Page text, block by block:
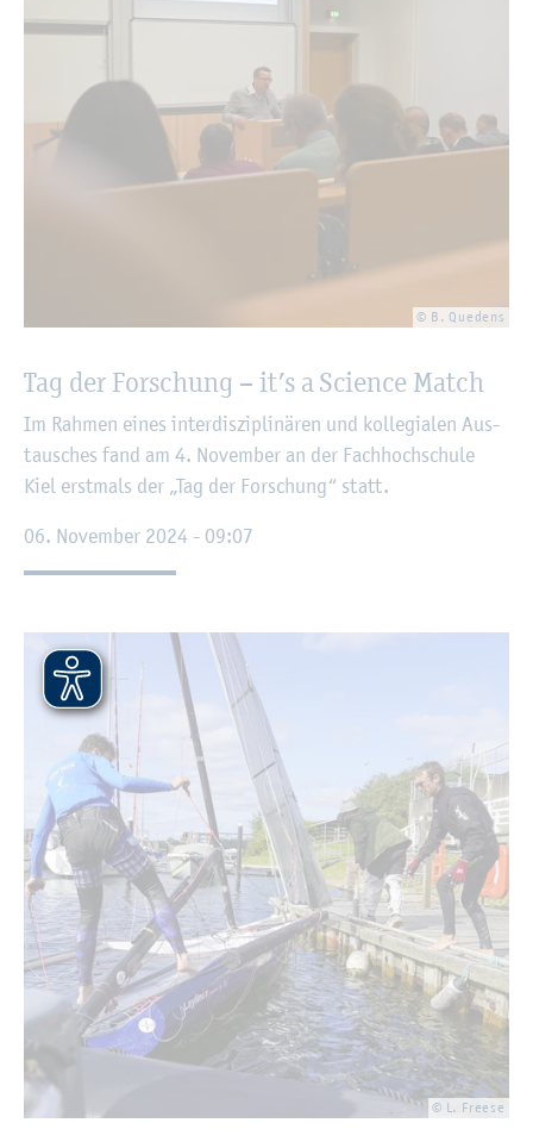
© B. Que­dens
Tag der For­schung – it’s a Sci­ence Match
Im Rah­men eines in­ter­dis­zi­pli­nä­ren und kol­le­gia­len Aus­
tau­sches fand am 4. No­vem­ber an der Fach­hoch­schu­le
Kiel erst­mals der „Tag der For­schung“ statt.
06. No­vem­ber 2024 - 09:07
© L. Free­se